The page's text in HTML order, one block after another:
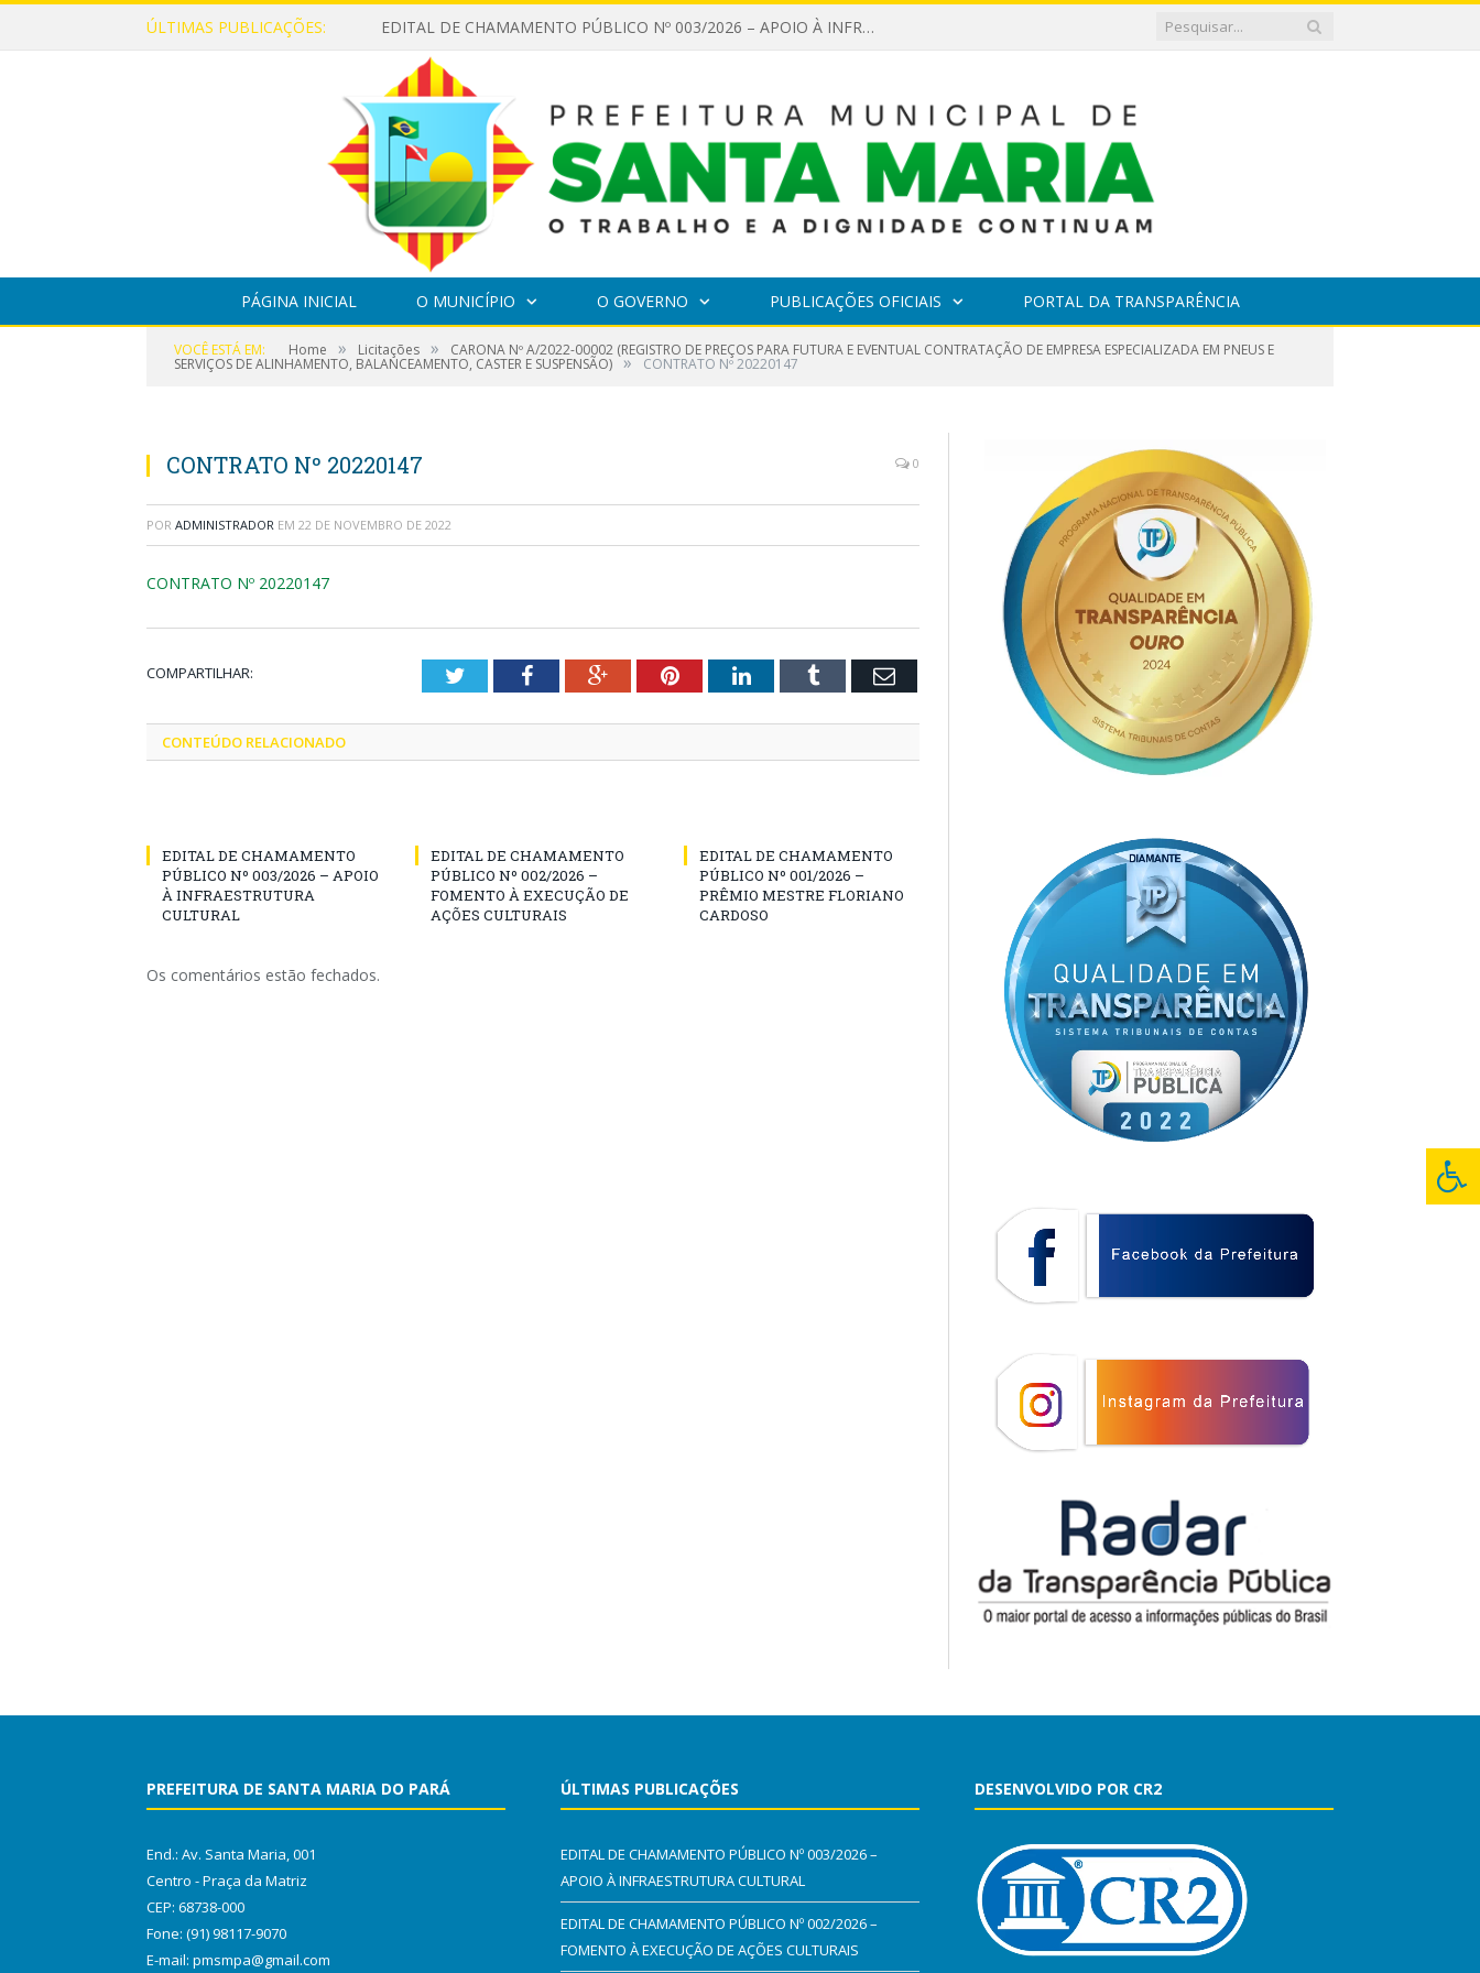
ÚLTIMAS PUBLICAÇÕES: EDITAL DE CHAMAMENTO PÚBLICO Nº 003/2026 – APOIO À INFRAESTRUTURA CULTURAL
PÁGINA INICIAL O MUNICÍPIO O GOVERNO PUBLICAÇÕES OFICIAIS PORTAL DA TRANSPARÊNCIA
VOCÊ ESTÁ EM: Home » Licitações » CARONA Nº A/2022-00002 (REGISTRO DE PREÇOS PARA FUTURA E EVENTUAL CONTRATAÇÃO DE EMPRESA ESPECIALIZADA EM PNEUS E
SERVIÇOS DE ALINHAMENTO, BALANCEAMENTO, CASTER E SUSPENSÃO) » CONTRATO Nº 20220147
CONTRATO Nº 20220147 0
POR ADMINISTRADOR EM 22 DE NOVEMBRO DE 2022
CONTRATO Nº 20220147
COMPARTILHAR: TwitterFacebookGoogle+PinterestLinkedInTumblr Email
CONTEÚDO RELACIONADO
EDITAL DE CHAMAMENTO
PÚBLICO Nº 003/2026 – APOIO
À INFRAESTRUTURA
CULTURAL
EDITAL DE CHAMAMENTO
PÚBLICO Nº 002/2026 –
FOMENTO À EXECUÇÃO DE
AÇÕES CULTURAIS
EDITAL DE CHAMAMENTO
PÚBLICO Nº 001/2026 –
PRÊMIO MESTRE FLORIANO
CARDOSO
Os comentários estão fechados.
PREFEITURA DE SANTA MARIA DO PARÁ
End.: Av. Santa Maria, 001
Centro - Praça da Matriz
CEP: 68738-000
Fone: (91) 98117-9070
E-mail: pmsmpa@gmail.com
ÚLTIMAS PUBLICAÇÕES
EDITAL DE CHAMAMENTO PÚBLICO Nº 003/2026 –
APOIO À INFRAESTRUTURA CULTURAL
EDITAL DE CHAMAMENTO PÚBLICO Nº 002/2026 –
FOMENTO À EXECUÇÃO DE AÇÕES CULTURAIS
DESENVOLVIDO POR CR2